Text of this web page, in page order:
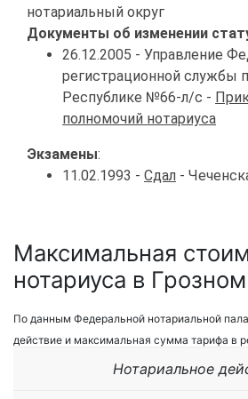
нотариальный округ
Документы об изменении
26.12.2005 - Управление
регистрационной службы
Республике №66-л/с -
полномочий нотариуса
Экзамены:
11.02.1993 - Сдал -
Максимальная
нотариуса в Грозном
По данным Федеральной нотариальной
действие и максимальная сумма тарифа в
Нотариальное